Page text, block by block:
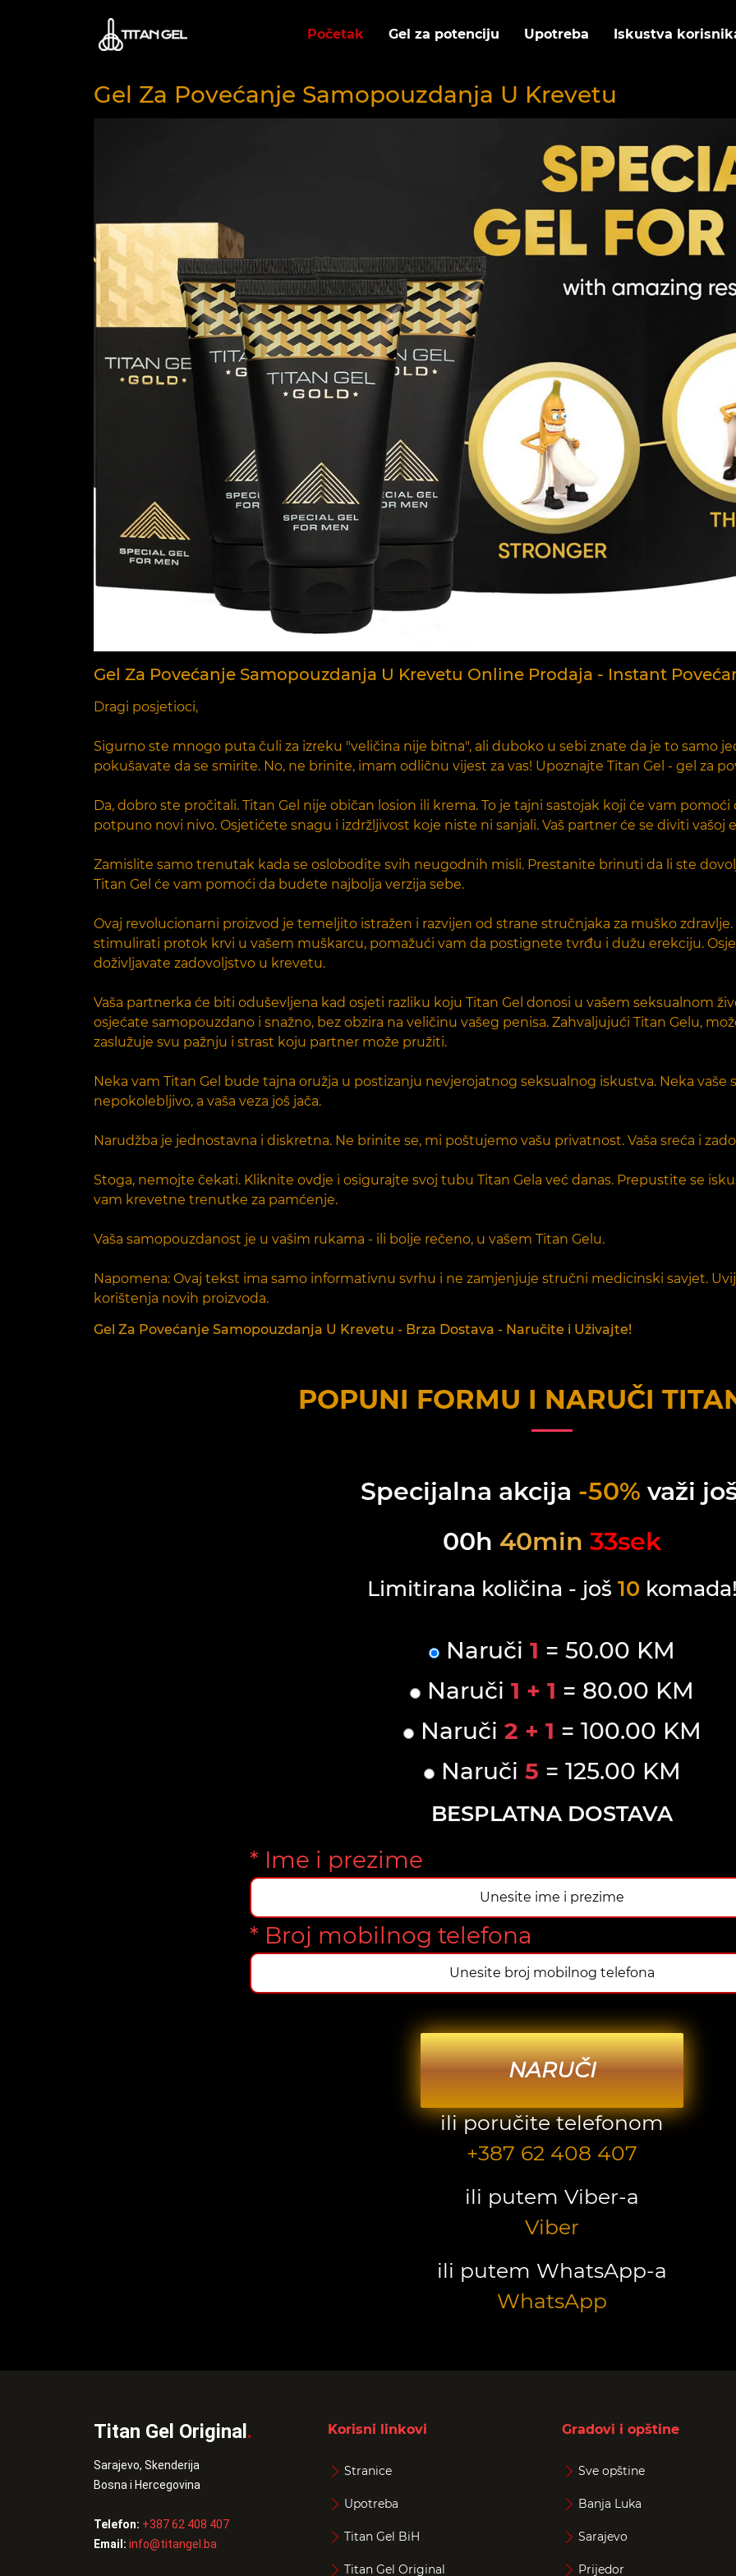
Početak Gel za potenciju Upotreba Iskustva
Gel Za Povećanje Samopouzdanja U Krevetu
Gel Za Povećanje Samopouzdanja U Krevetu Online Prodaja - Instant
Dragi posjetioci,
Sigurno ste mnogo puta čuli za izreku "veličina nije bitna", ali duboko u sebi znate da je to samo
pokušavate da se smirite. No, ne brinite, imam odličnu vijest za vas! Upoznajte Titan Gel - gel za
Da, dobro ste pročitali. Titan Gel nije običan losion ili krema. To je tajni sastojak koji će vam
potpuno novi nivo. Osjetićete snagu i izdržljivost koje niste ni sanjali. Vaš partner će se diviti vašoj
Zamislite samo trenutak kada se oslobodite svih neugodnih misli. Prestanite brinuti da li ste
Titan Gel će vam pomoći da budete najbolja verzija sebe.
Ovaj revolucionarni proizvod je temeljito istražen i razvijen od strane stručnjaka za muško
stimulirati protok krvi u vašem muškarcu, pomažući vam da postignete tvrđu i dužu erekciju.
doživljavate zadovoljstvo u krevetu.
Vaša partnerka će biti oduševljena kad osjeti razliku koju Titan Gel donosi u vašem seksualnom
osjećate samopouzdano i snažno, bez obzira na veličinu vašeg penisa. Zahvaljujući Titan Gelu,
zaslužuje svu pažnju i strast koju partner može pružiti.
Neka vam Titan Gel bude tajna oružja u postizanju nevjerojatnog seksualnog iskustva. Neka
nepokolebljivo, a vaša veza još jača.
Narudžba je jednostavna i diskretna. Ne brinite se, mi poštujemo vašu privatnost. Vaša sreća i
Stoga, nemojte čekati. Kliknite ovdje i osigurajte svoj tubu Titan Gela već danas. Prepustite se
vam krevetne trenutke za pamćenje.
Vaša samopouzdanost je u vašim rukama - ili bolje rečeno, u vašem Titan Gelu.
Napomena: Ovaj tekst ima samo informativnu svrhu i ne zamjenjuje stručni medicinski savjet.
korištenja novih proizvoda.
Gel Za Povećanje Samopouzdanja U Krevetu - Brza Dostava - Naručite i Uživajte!
POPUNI FORMU I NARUČI
Specijalna akcija -50% važi
00h 40min 33sek
Limitirana količina - još 10
Naruči 1 = 50.00 KM
Naruči 1 + 1 = 80.00 KM
Naruči 2 + 1 = 100.00 KM
Naruči 5 = 125.00 KM
BESPLATNA DOSTAVA
* Ime i prezime
* Broj mobilnog telefona
NARUČI
ili poručite telefonom
+387 62 408 407
ili putem Viber-a
Viber
ili putem WhatsApp-a
WhatsApp
Titan Gel Original .
Sarajevo, Skenderija
Bosna i Hercegovina
Telefon: +387 62 408 407
Email: info@titangel.ba
Korisni linkovi
Stranice
Upotreba
Titan Gel BiH
Titan Gel Original
Gradovi i opštine
Sve opštine
Banja Luka
Sarajevo
Prijedor